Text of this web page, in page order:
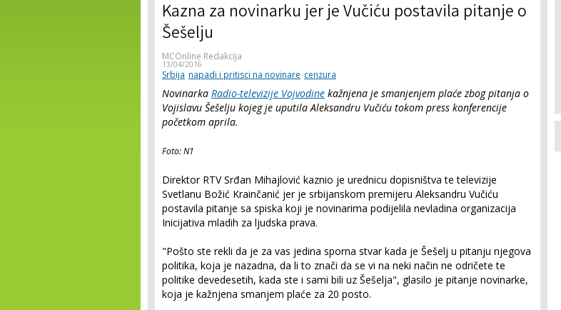
Kazna za novinarku jer je Vučiću postavila pitanje o
Šešelju
MCOnline Redakcija
13/04/2016
Srbija napadi i pritisci na novinare cenzura
Novinarka Radio-televizije Vojvodine kažnjena je smanjenjem plaće zbog pitanja o
Vojislavu Šešelju kojeg je uputila Aleksandru Vučiću tokom press konferencije
početkom aprila.
Foto: N1
Direktor RTV Srđan Mihajlović kaznio je urednicu dopisništva te televizije
Svetlanu Božić Krainčanić jer je srbijanskom premijeru Aleksandru Vučiću
postavila pitanje sa spiska koji je novinarima podijelila nevladina organizacija
Inicijativa mladih za ljudska prava.
"Pošto ste rekli da je za vas jedina sporna stvar kada je Šešelj u pitanju njegova
politika, koja je nazadna, da li to znači da se vi na neki način ne odričete te
politike devedesetih, kada ste i sami bili uz Šešelja", glasilo je pitanje novinarke,
koja je kažnjena smanjem plaće za 20 posto.